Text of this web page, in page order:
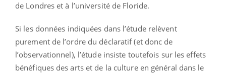
de Londres et à l’université de Floride.
Si les données indiquées dans l’étude relèvent
purement de l’ordre du déclaratif (et donc de
l’observationnel), l’étude insiste toutefois sur les effets
bénéfiques des arts et de la culture en général dans le